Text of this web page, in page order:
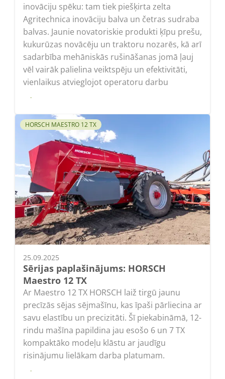
inovāciju spēku: tam tiek piešķirta zelta
Agritechnica inovāciju balva un četras sudraba
balvas. Jaunie novatoriskie produkti ķīpu prešu,
kukurūzas novācēju un traktoru nozarēs, kā arī
sadarbība mehāniskās rušināšanas jomā ļauj
vēl vairāk palielina veiktspēju un efektivitāti,
vienlaikus atvieglojot operatoru darbu
Lasīt
HORSCH MAESTRO 12 TX
25.09.2025
Sērijas paplašinājums: HORSCH
Maestro 12 TX
Ar Maestro 12 TX HORSCH laiž tirgū jaunu
precīzās sējas sējmašīnu, kas īpaši pārliecina ar
savu elastību un precizitāti. Šī piekabināmā, 12-
rindu mašīna papildina jau esošo 6 un 7 TX
kompaktāko modeļu klāstu ar jaudīgu
risinājumu lielākam darba platumam.
Lasīt